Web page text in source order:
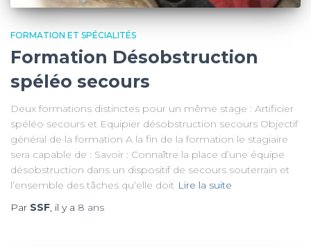
FORMATION ET SPÉCIALITÉS
Formation Désobstruction
spéléo secours
Deux formations distinctes pour un même stage : Artificier
spéléo secours et Equipier désobstruction secours Objectif
général de la formation A la fin de la formation le stagiaire
sera capable de : Savoir : Connaître la place d’une équipe
désobstruction dans un dispositif de secours souterrain et
l’ensemble des tâches qu’elle doit Lire la suite
Par SSF, il y a 8 ans